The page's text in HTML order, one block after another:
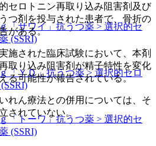
「サワイ」抗うつ薬 > 選択的セ
(SSRI)
「ＹＤ」 抗うつ薬 > 選択的セロ
「トーワ」抗うつ薬 > 選択的セ
(SSRI)
セロトニン再取り込み阻害剤及び
つ剤を投与された患者で、骨折の
がある。
施された臨床試験において、本剤
取り込み阻害剤が精子特性を変化
る可能性が報告されている。
れん療法との併用については、そ
されていない。